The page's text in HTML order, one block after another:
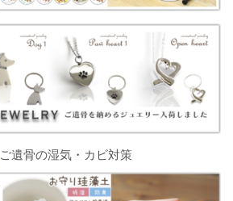
ご遺骨の湿気・カビ対策